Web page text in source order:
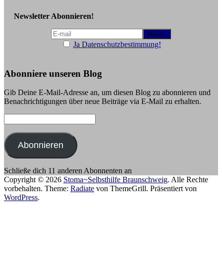
Newsletter Abonnieren!
Ja Datenschutzbestimmung!
Abonniere unseren Blog
Gib Deine E-Mail-Adresse an, um diesen Blog zu abonnieren und
Benachrichtigungen über neue Beiträge via E-Mail zu erhalten.
Mail-
Adresse:
Abonnieren
Schließe dich 11 anderen Abonnenten an
Copyright © 2026 Stoma~Selbsthilfe Braunschweig. Alle Rechte
vorbehalten. Theme: Radiate von ThemeGrill. Präsentiert von
WordPress.